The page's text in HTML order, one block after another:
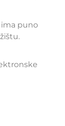
ima puno